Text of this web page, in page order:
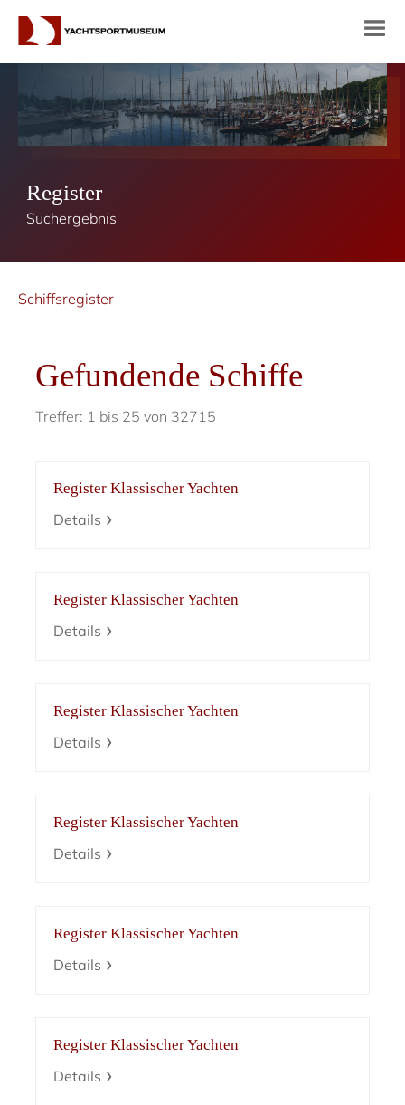
Register
Suchergebnis
Schiffsregister
Gefundende Schiffe
Treffer: 1 bis 25 von 32715
Register Klassischer Yachten
Details
Register Klassischer Yachten
Details
Register Klassischer Yachten
Details
Register Klassischer Yachten
Details
Register Klassischer Yachten
Details
Register Klassischer Yachten
Details